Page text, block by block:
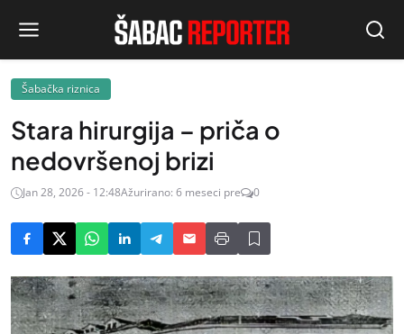
Šabačka riznica
Stara hirurgija – priča o
nedovršenoj brizi
Jan 28, 2026 - 12:48Ažurirano: 6 meseci pre 0